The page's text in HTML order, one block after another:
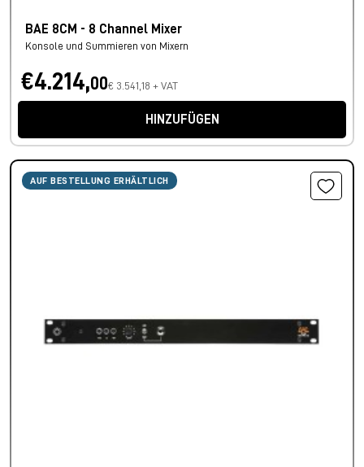
BAE 8CM - 8 Channel Mixer
Konsole und Summieren von Mixern
€4.214,00€ 3.541,18 + VAT
HINZUFÜGEN
AUF BESTELLUNG ERHÄLTLICH